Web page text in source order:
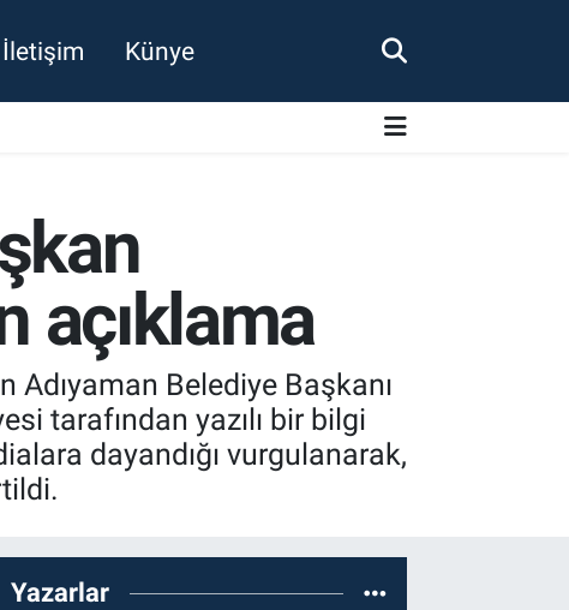
İletişim Künye
açıklama
Adıyaman Belediye Başkanı
tarafından yazılı bir bilgi
dayandığı vurgulanarak,
Yazarlar